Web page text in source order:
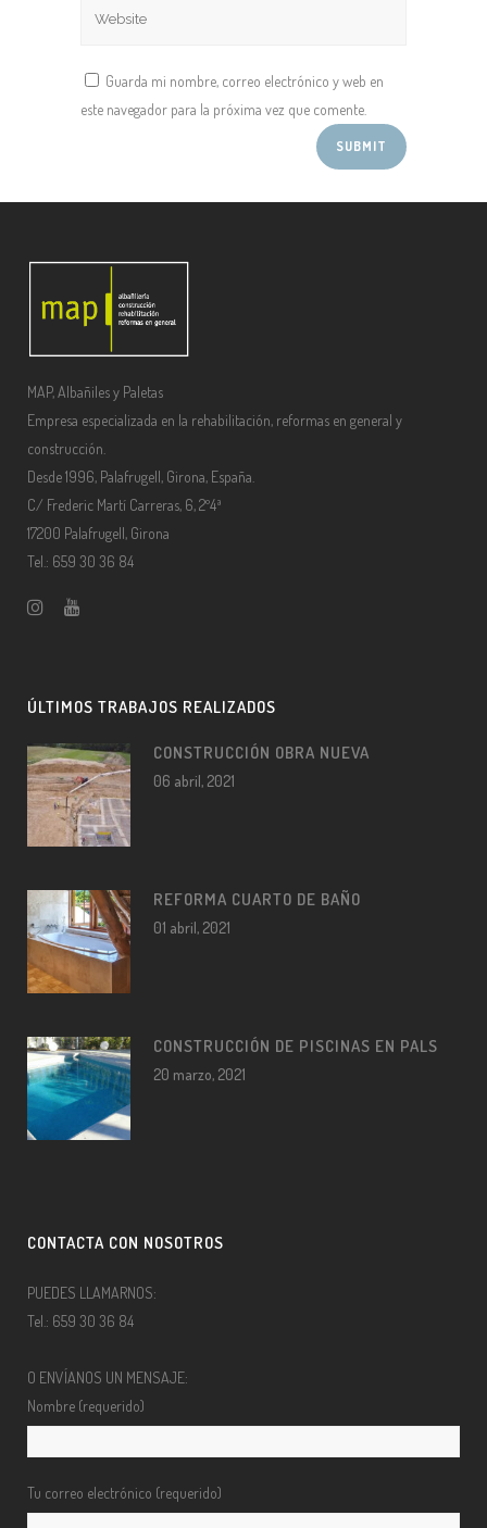
Guarda mi nombre, correo electrónico y web en
este navegador para la próxima vez que comente.
MAP, Albañiles y Paletas
Empresa especializada en la rehabilitación, reformas en general y
construcción.
Desde 1996, Palafrugell, Girona, España.
C/ Frederic Martí Carreras, 6, 2º4ª
17200 Palafrugell, Girona
Tel.: 659 30 36 84
ÚLTIMOS TRABAJOS REALIZADOS
CONSTRUCCIÓN OBRA NUEVA
06 abril, 2021
REFORMA CUARTO DE BAÑO
01 abril, 2021
CONSTRUCCIÓN DE PISCINAS EN PALS
20 marzo, 2021
CONTACTA CON NOSOTROS
PUEDES LLAMARNOS:
Tel.: 659 30 36 84
O ENVÍANOS UN MENSAJE:
Nombre (requerido)
Tu correo electrónico (requerido)